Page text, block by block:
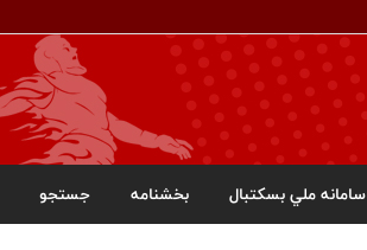
سامانه ملي بسکتبال بخشنامه جستجو